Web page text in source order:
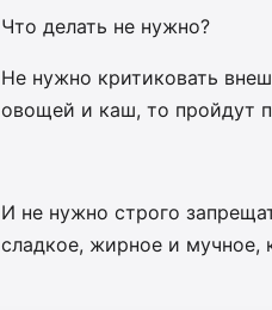
Что делать не нужно?
Не нужно критиковать
овощей и каш, то пройдут
И не нужно строго
сладкое, жирное и мучное,